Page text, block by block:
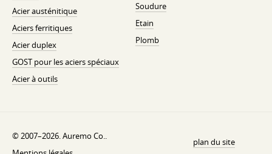
Acier austénitique
Aciers ferritiques
Acier duplex
GOST pour les aciers spéciaux
Acier à outils
Soudure
Etain
Plomb
© 2007–2026. Auremo Co..
plan du site